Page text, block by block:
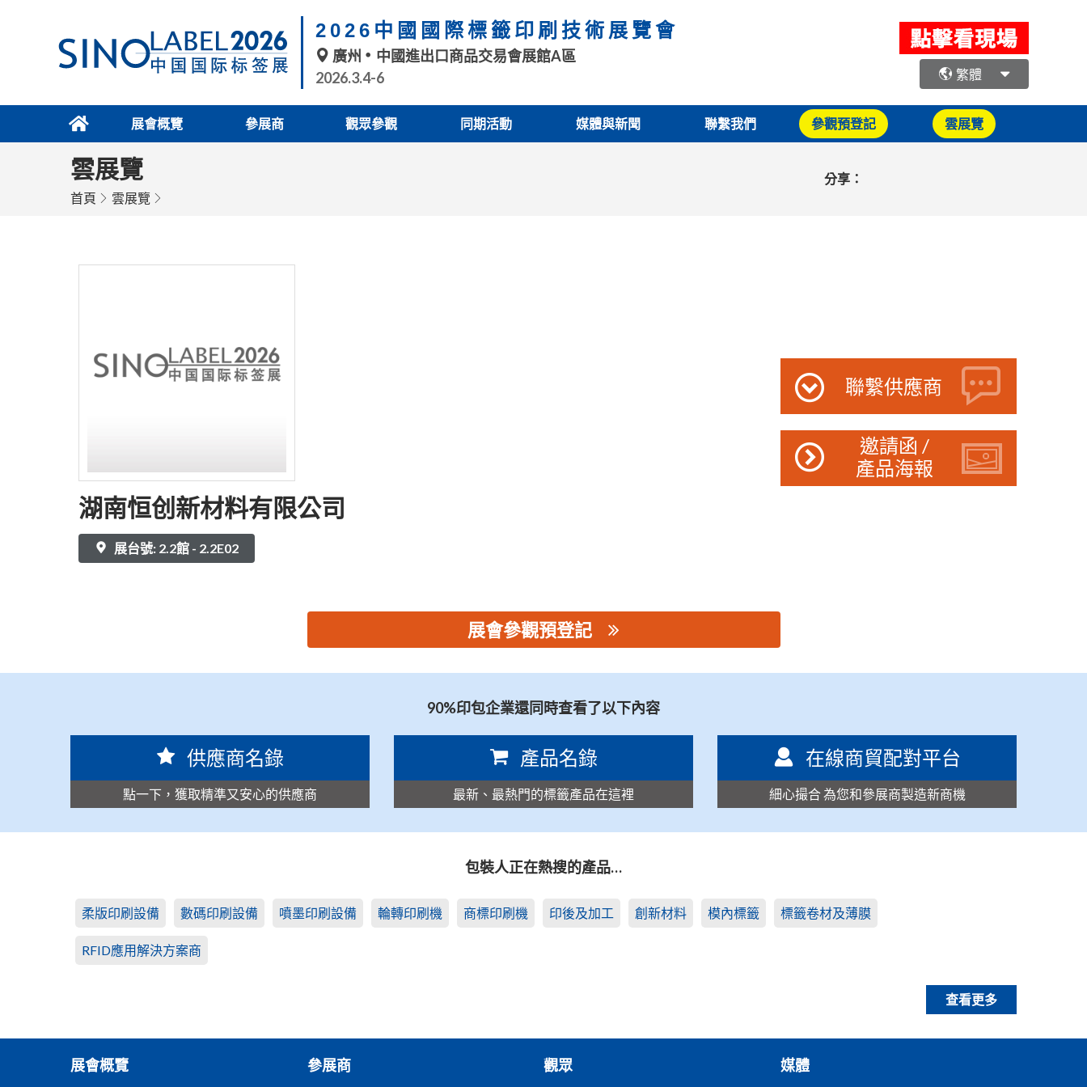
2026中國國際標籤印刷技術展覽會
廣州
中國進出口商品交易會展館A區
2026.3.4-6
繁體
展會概覽 參展商 觀眾參觀 同期活動 媒體與新聞 聯繫我們 參觀預登記 雲展覽
雲展覽
首頁 雲展覽
分享：
湖南恒创新材料有限公司
展台號: 2.2館 - 2.2E02
聯繫供應商
邀請函 /
產品海報
展會參觀預登記
90%印包企業還同時查看了以下內容
供應商名錄
點一下，獲取精準又安心的供應商
產品名錄
最新、最熱門的標籤產品在這裡
在線商貿配對平台
細心撮合 為您和參展商製造新商機
包裝人正在熱搜的產品…
柔版印刷設備 數碼印刷設備 噴墨印刷設備 輪轉印刷機 商標印刷機 印後及加工 創新材料 模內標籤 標籤卷材及薄膜
RFID應用解決方案商
查看更多
展會概覽 參展商 觀眾 媒體